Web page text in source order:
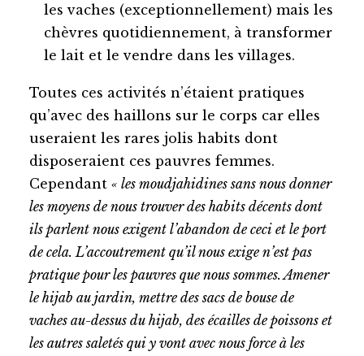
les vaches (exceptionnellement) mais les
chèvres quotidiennement, à transformer
le lait et le vendre dans les villages.
Toutes ces activités n’étaient pratiques
qu’avec des haillons sur le corps car elles
useraient les rares jolis habits dont
disposeraient ces pauvres femmes.
Cependant « les moudjahidines sans nous donner
les moyens de nous trouver des habits décents dont
ils parlent nous exigent l’abandon de ceci et le port
de cela. L’accoutrement qu’il nous exige n’est pas
pratique pour les pauvres que nous sommes. Amener
le hijab au jardin, mettre des sacs de bouse de
vaches au-dessus du hijab, des écailles de poissons et
les autres saletés qui y vont avec nous force à les